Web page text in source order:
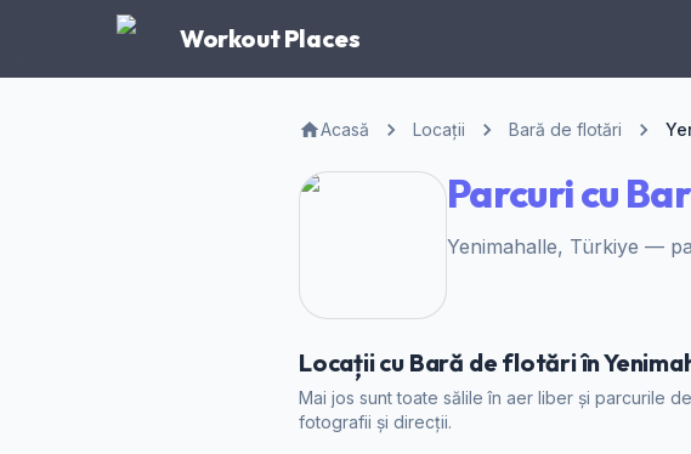
Workout Places
Acasă Locații Bară de flotări
Parcuri cu
Yenimahalle, Türkiye —
Locații cu Bară de flotări în
Mai jos sunt toate sălile în aer liber și parcurile
fotografii și direcții.